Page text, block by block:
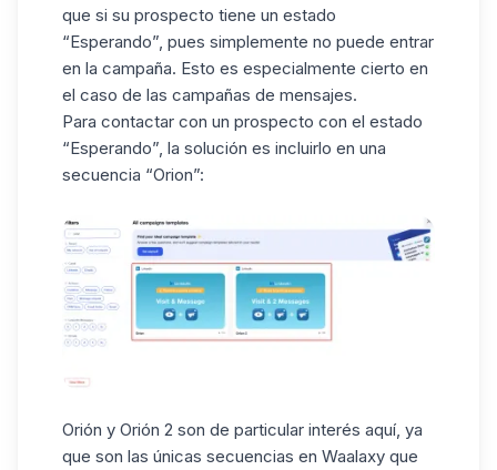
que si su prospecto tiene un estado
“Esperando”, pues simplemente no puede entrar
en la campaña. Esto es especialmente cierto en
el caso de las campañas de mensajes.
Para contactar con un prospecto con el estado
“Esperando”, la solución es incluirlo en una
secuencia “Orion”:
Orión y Orión 2 son de particular interés aquí, ya
que son las únicas secuencias en Waalaxy que